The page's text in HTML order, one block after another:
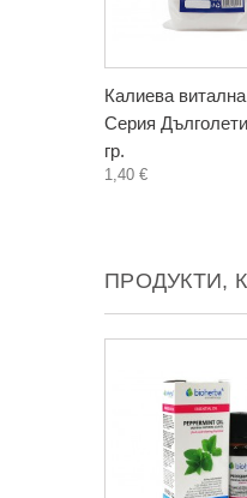
Калиева
Серия
гр.
1,40 €
ПРОДУКТИ,